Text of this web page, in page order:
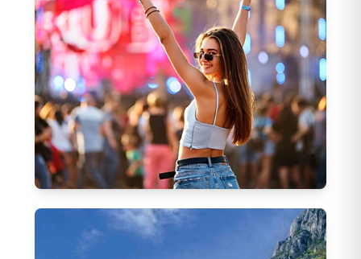
Dünya Yıldızları Konser Turları